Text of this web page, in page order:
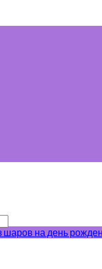
шаров на день